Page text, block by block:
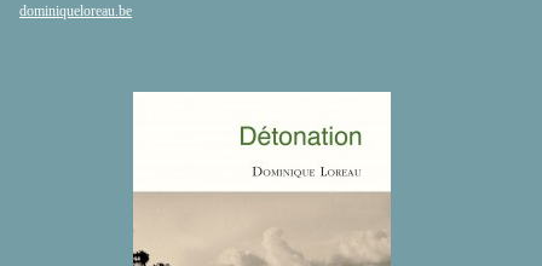
dominiqueloreau.be